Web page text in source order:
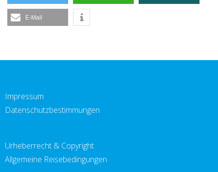
E-Mail
Impressum
Datenschutzbestimmungen
Urheberrecht & Copyright
Allgemeine Reisebedingungen